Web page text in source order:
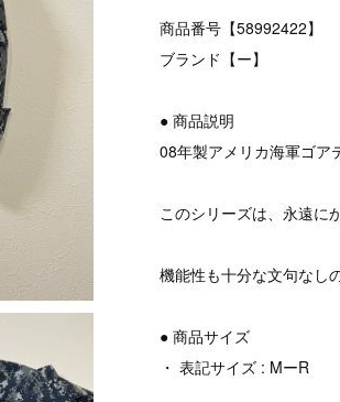
商品番号【58992422】
ブランド【ー】
● 商品説明
08年製アメリカ海軍ゴア
このシリーズは、永遠に
機能性も十分な文句なし
● 商品サイズ
・ 表記サイズ : MーR